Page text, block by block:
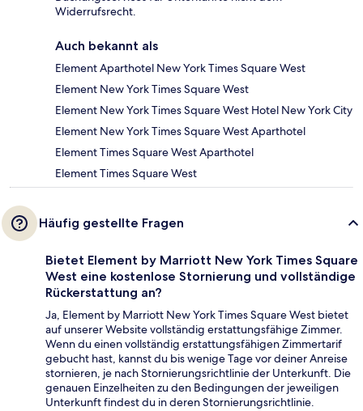
Widerrufsrecht.
Auch bekannt als
Element Aparthotel New York Times Square West
Element New York Times Square West
Element New York Times Square West Hotel New York City
Element New York Times Square West Aparthotel
Element Times Square West Aparthotel
Element Times Square West
Häufig gestellte Fragen
Bietet Element by Marriott New York Times Square
West eine kostenlose Stornierung und vollständige
Rückerstattung an?
Ja, Element by Marriott New York Times Square West bietet
auf unserer Website vollständig erstattungsfähige Zimmer.
Wenn du einen vollständig erstattungsfähigen Zimmertarif
gebucht hast, kannst du bis wenige Tage vor deiner Anreise
stornieren, je nach Stornierungsrichtlinie der Unterkunft. Die
genauen Einzelheiten zu den Bedingungen der jeweiligen
Unterkunft findest du in deren Stornierungsrichtlinie.